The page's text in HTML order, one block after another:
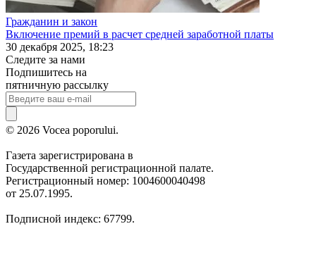
Гражданин и закон
Включение премий в расчет средней заработной платы
30 декабря 2025, 18:23
Следите за нами
Подпишитесь на
пятничную рассылку
© 2026 Vocea poporului.
Газета зарегистрирована в
Государственной регистрационной палате.
Регистрационный номер: 1004600040498
от 25.07.1995.
Подписной индекс: 67799.